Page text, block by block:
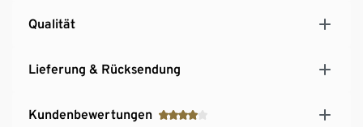
Qualität
Lieferung & Rücksendung
Kundenbewertungen